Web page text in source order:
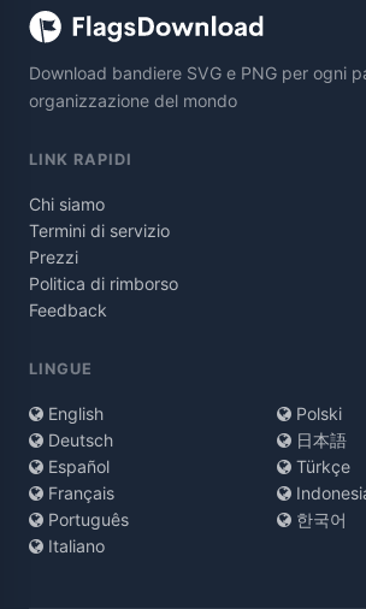
Download bandiere SVG e PNG per ogni
organizzazione del mondo
LINK RAPIDI
Chi siamo
Termini di servizio
Prezzi
Politica di rimborso
Feedback
LINGUE
English
Deutsch
Español
Français
Português
Italiano
Polski
日本語
Türkçe
한국어